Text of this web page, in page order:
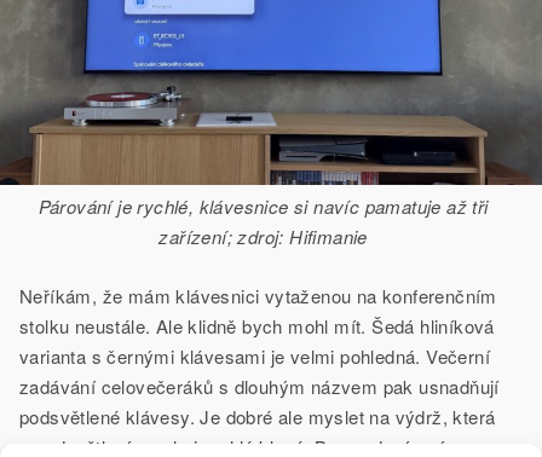
Párování je rychlé, klávesnice si navíc pamatuje až tři
zařízení; zdroj: Hifimanie
Neříkám, že mám klávesnici vytaženou na konferenčním
stolku neustále. Ale klidně bych mohl mít. Šedá hliníková
varianta s černými klávesami je velmi pohledná. Večerní
zadávání celovečeráků s dlouhým názvem pak usnadňují
podsvětlené klávesy. Je dobré ale myslet na výdrž, která
s podsvětlením velmi rychlé klesá. Bez podsvícení